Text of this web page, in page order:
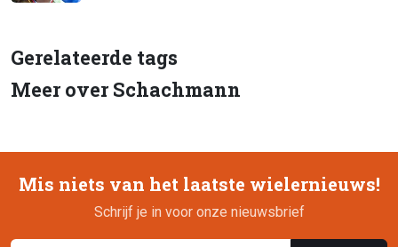
Gerelateerde tags
Meer over Schachmann
Mis niets van het laatste wielernieuws!
Schrijf je in voor onze nieuwsbrief